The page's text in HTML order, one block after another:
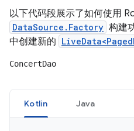
以下代码段展示了如何使用
DataSource.Factory 构建
中创建新的
ConcertDao
Kotlin Java